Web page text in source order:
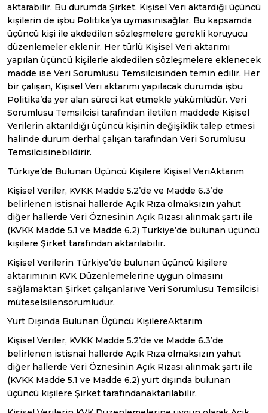
aktarabilir. Bu durumda Şirket, Kişisel Veri aktardığı üçüncü
kişilerin de işbu Politika’ya uymasınısağlar. Bu kapsamda
üçüncü kişi ile akdedilen sözleşmelere gerekli koruyucu
düzenlemeler eklenir. Her türlü Kişisel Veri aktarımı
yapılan üçüncü kişilerle akdedilen sözleşmelere eklenecek
madde ise Veri Sorumlusu Temsilcisinden temin edilir. Her
bir çalışan, Kişisel Veri aktarımı yapılacak durumda işbu
Politika’da yer alan süreci kat etmekle yükümlüdür. Veri
Sorumlusu Temsilcisi tarafından iletilen maddede Kişisel
Verilerin aktarıldığı üçüncü kişinin değişiklik talep etmesi
halinde durum derhal çalışan tarafından Veri Sorumlusu
Temsilcisinebildirir.
Türkiye’de Bulunan Üçüncü Kişilere Kişisel VeriAktarım
Kişisel Veriler, KVKK Madde 5.2’de ve Madde 6.3’de
belirlenen istisnai hallerde Açık Rıza olmaksızın yahut
diğer hallerde Veri Öznesinin Açık Rızası alınmak şartı ile
(KVKK Madde 5.1 ve Madde 6.2) Türkiye’de bulunan üçüncü
kişilere Şirket tarafından aktarılabilir.
Kişisel Verilerin Türkiye’de bulunan üçüncü kişilere
aktarımının KVK Düzenlemelerine uygun olmasını
sağlamaktan Şirket çalışanlarıve Veri Sorumlusu Temsilcisi
müteselsilensorumludur.
Yurt Dışında Bulunan Üçüncü KişilereAktarım
Kişisel Veriler, KVKK Madde 5.2’de ve Madde 6.3’de
belirlenen istisnai hallerde Açık Rıza olmaksızın yahut
diğer hallerde Veri Öznesinin Açık Rızası alınmak şartı ile
(KVKK Madde 5.1 ve Madde 6.2) yurt dışında bulunan
üçüncü kişilere Şirket tarafındanaktarılabilir.